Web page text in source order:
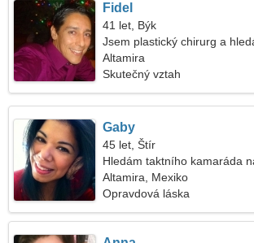
Fidel
41 let, Býk
Jsem plastický chirurg a
ženu
Altamira
Skutečný vztah
Gaby
45 let, Štír
Hledám taktního kamaráda
Altamira, Mexiko
Opravdová láska